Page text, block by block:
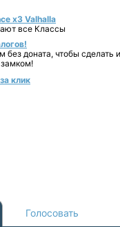
x3 Valhalla
все Классы
доната, чтобы сделать
клик
Голосовать